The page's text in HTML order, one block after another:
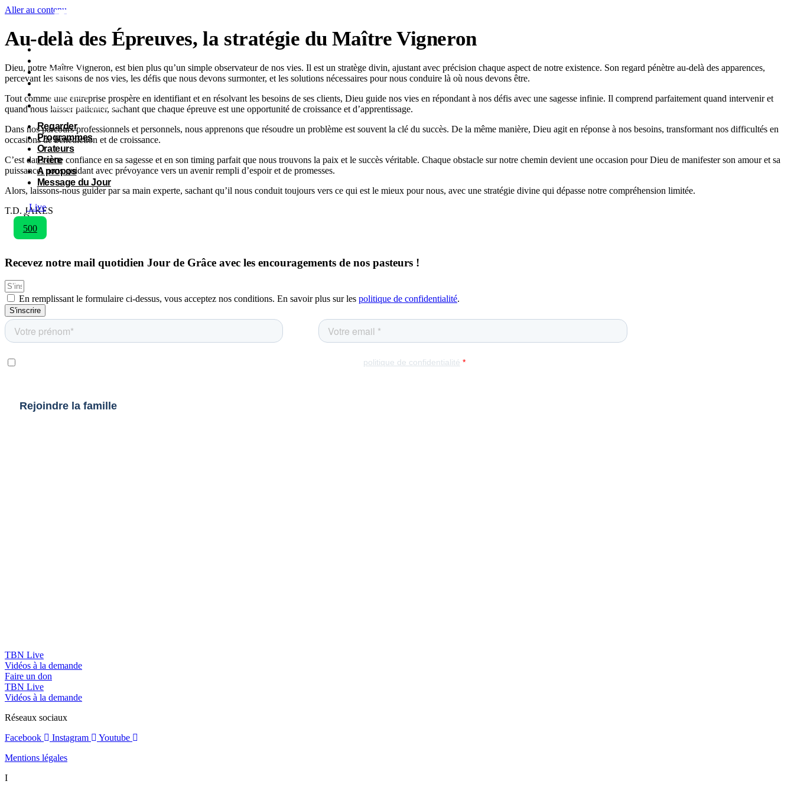
Aller au contenu
Orateurs
Prière
A propos
Message du Jour
Regarder
Programmes
Orateurs
Prière
A propos
Message du Jour
Live
Don
500
Au-delà des Épreuves, la stratégie du Maître Vigneron
Dieu, notre Maître Vigneron, est bien plus qu’un simple observateur de nos vies. Il est un stratège divin, ajustant avec précision chaque aspect de notre existence. Son regard pénètre au-delà des apparences,
percevant les saisons de nos vies, les défis que nous devons surmonter, et les solutions nécessaires pour nous conduire là où nous devons être.
Tout comme une entreprise prospère en identifiant et en résolvant les besoins de ses clients, Dieu guide nos vies en répondant à nos défis avec une sagesse infinie. Il comprend parfaitement quand intervenir et
quand nous laisser patienter, sachant que chaque épreuve est une opportunité de croissance et d’apprentissage.
Dans nos parcours professionnels et personnels, nous apprenons que résoudre un problème est souvent la clé du succès. De la même manière, Dieu agit en réponse à nos besoins, transformant nos difficultés en
occasions de bénédiction et de croissance.
C’est dans cette confiance en sa sagesse et en son timing parfait que nous trouvons la paix et le succès véritable. Chaque obstacle sur notre chemin devient une occasion pour Dieu de manifester son amour et sa
puissance, nous guidant avec prévoyance vers un avenir rempli d’espoir et de promesses.
Alors, laissons-nous guider par sa main experte, sachant qu’il nous conduit toujours vers ce qui est le mieux pour nous, avec une stratégie divine qui dépasse notre compréhension limitée.
T.D. JAKES
Recevez notre mail quotidien Jour de Grâce avec les encouragements de nos pasteurs !
En remplissant le formulaire ci-dessus, vous acceptez nos conditions. En savoir plus sur les politique de confidentialité.
S'inscrire
TBN Live
Vidéos à la demande
Faire un don
TBN Live
Vidéos à la demande
Réseaux sociaux
Facebook
Instagram
Youtube
Mentions légales
I